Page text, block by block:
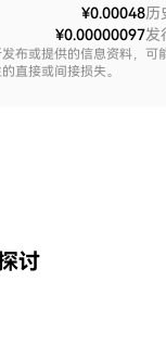
¥0.00048
¥0.00000097
历
发
布或提供的信息资料，可
直接或间接损失。
讨